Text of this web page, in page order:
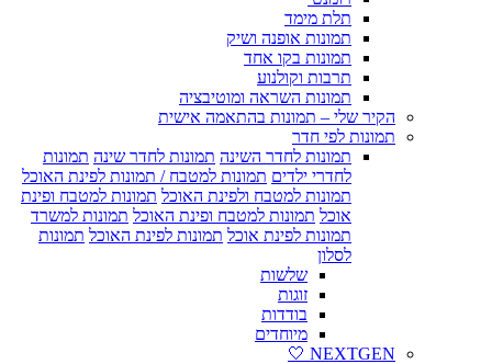
תלת מימד
תמונות אופנה ושיק
תמונות בקו אחד
תרבות וקולנוע
תמונות השראה ומוטיבציה
הקיר שלי – תמונות בהתאמה אישית
תמונות לפי חדר
תמונות לחדר השינה תמונות לחדר שינה תמונות
לחדרי ילדים תמונות למטבח / תמונות לפינת האוכל
תמונות למטבח ולפינת האוכל תמונות למטבח ופינת
אוכל תמונות למטבח ופינת האוכל תמונות למשרד
תמונות לפינת אוכל תמונות לפינת האוכל תמונות
לסלון
שלשות
זוגות
בודדות
מיוחדים
NEXTGEN 🤍